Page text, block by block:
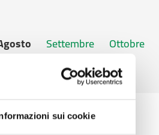
sui cookie
Settembre Ottobre